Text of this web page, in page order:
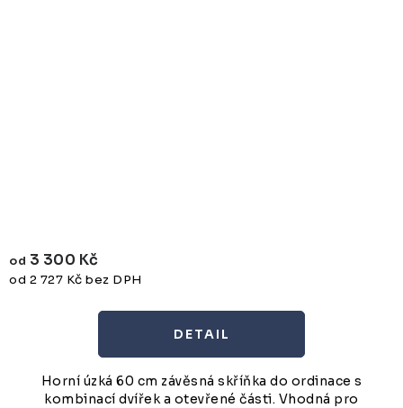
od 2 727 Kč bez DPH
od 3 300 Kč
Horní úzká 60 cm závěsná skříňka do ordinace s
kombinací dvířek a otevřené části. Vhodná pro